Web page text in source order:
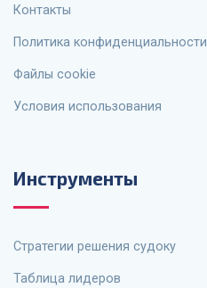
Контакты
Политика конфиденциальности
Файлы cookie
Условия использования
Инструменты
Стратегии решения судоку
Таблица лидеров